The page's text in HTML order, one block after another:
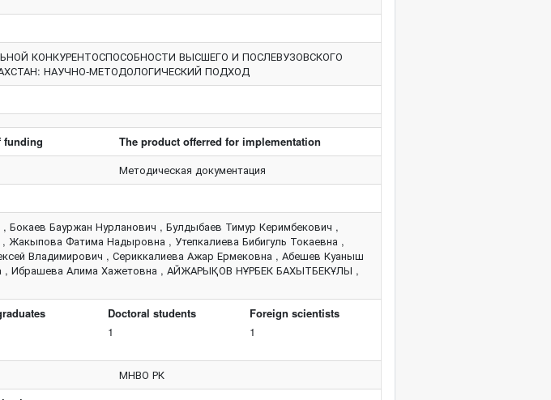
КОНКУРЕНТОСПОСОБНОСТИ ВЫСШЕГО И ПОСЛЕВУЗОВСКОГО
НАУЧНО-МЕТОДОЛОГИЧЕСКИЙ ПОДХОД
funding
The product offerred for implementation
Методическая документация
Бокаев Бауржан Нурланович , Булдыбаев Тимур Керимбекович ,
, Жакыпова Фатима Надыровна , Утепкалиева Бибигуль Токаевна ,
Владимирович , Сериккалиева Ажар Ермековна , Абешев Куаныш
, Ибрашева Алима Хажетовна , АЙЖАРЫҚОВ НҰРБЕК БАХЫТБЕКҰЛЫ ,
Doctoral students
1
Foreign scientists
1
МНВО РК